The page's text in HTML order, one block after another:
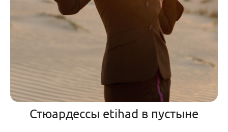
Стюардессы etihad в пустыне